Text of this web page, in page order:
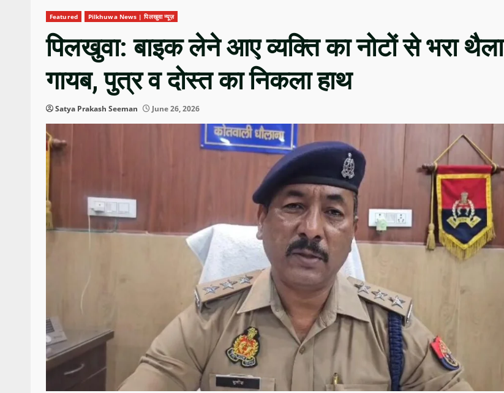
Featured Pilkhuwa News | पिलखुवा न्यूज़
पिलखुवा: बाइक लेने आए व्यक्ति का नोटों से भरा थैला
गायब, पुत्र व दोस्त का निकला हाथ
Satya Prakash Seeman June 26, 2026